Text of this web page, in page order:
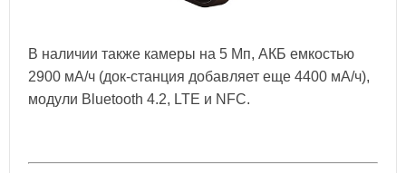
В наличии также камеры на 5 Мп, АКБ емкостью
2900 мА/ч (док-станция добавляет еще 4400 мА/ч),
модули Bluetooth 4.2, LTE и NFC.